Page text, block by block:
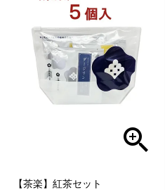
【茶楽】紅茶セット